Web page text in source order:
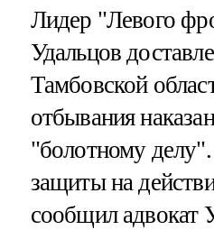
Лидер "Левого
Удальцов
Тамбовской
отбывания
"болотному
защиты на
сообщил адвокат